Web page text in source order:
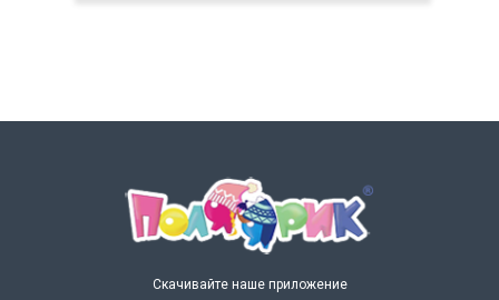
Скачивайте наше приложение